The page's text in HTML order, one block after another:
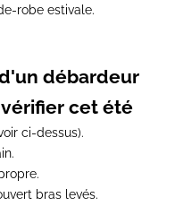
robe estivale.
débardeur
cet été
ci-dessus).
bras levés.